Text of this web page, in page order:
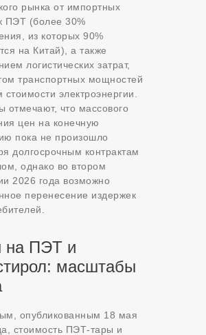
рынка от импортных
ПЭТ (более 30%
из которых 90%
на Китай), а также
логистических затрат,
транспортных мощностей
стоимости электроэнергии.
отмечают, что массового
цен на конечную
пока не произошло
долгосрочным контрактам
однако во втором
2026 года возможно
перенесение издержек
на ПЭТ и
масштабы
опубликованным 18 мая
стоимость ПЭТ-тары и